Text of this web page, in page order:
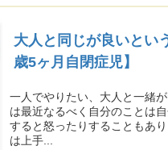
大人と同じが良いとい
歳5ヶ月自閉症児】
一人でやりたい、大人と一緒
は最近なるべく自分のことは
すると怒ったりすることもあ
は上手...